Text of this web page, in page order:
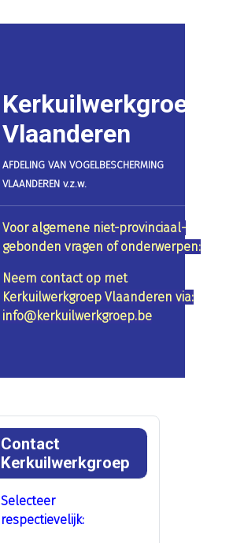
Kerkuilwerkgroep
Vlaanderen
AFDELING VAN VOGELBESCHERMING
VLAANDEREN v.z.w.
Voor algemene niet-provinciaal-
gebonden vragen of onderwerpen:
Neem contact op met
Kerkuilwerkgroep Vlaanderen via:
info@kerkuilwerkgroep.be
Contact
Kerkuilwerkgroep
Selecteer
respectievelijk: